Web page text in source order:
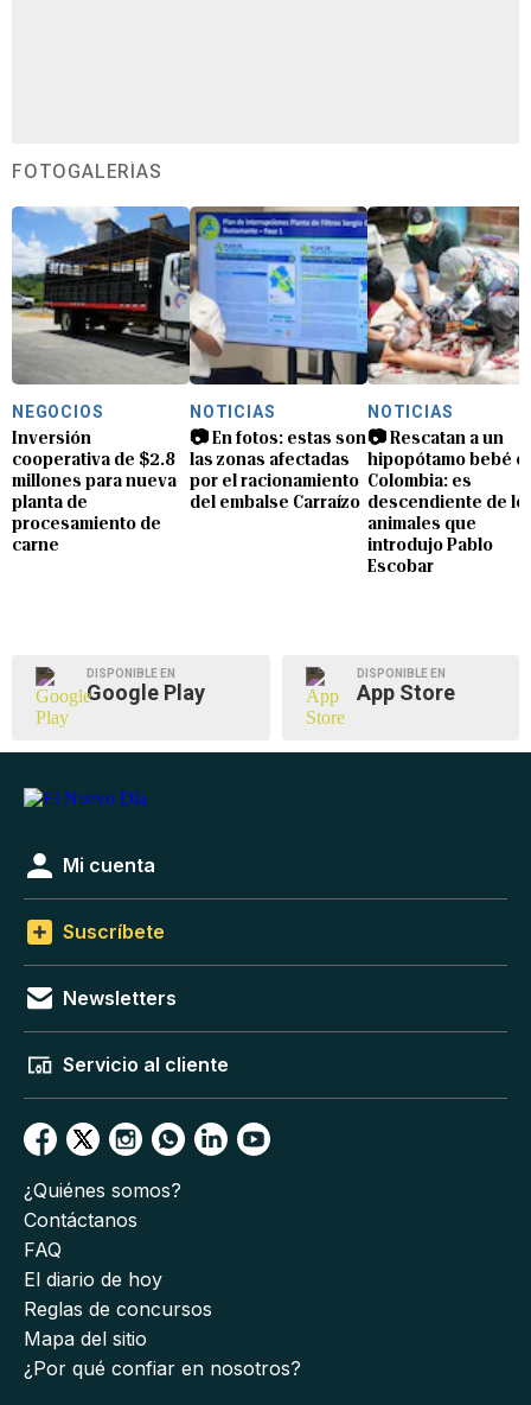
FOTOGALERÍAS
NEGOCIOS
Inversión
cooperativa de $2.8
millones para nueva
planta de
procesamiento de
carne
NOTICIAS
📷 En fotos: estas son
las zonas afectadas
por el racionamiento
del embalse Carraízo
NOTICIAS
📷 Rescatan a un
hipopótamo bebé
Colombia: es
descendiente de
animales que
introdujo Pablo
Escobar
DISPONIBLE EN
Google Play
DISPONIBLE EN
App Store
Mi cuenta
Suscríbete
Newsletters
Servicio al cliente
¿Quiénes somos?
Contáctanos
FAQ
El diario de hoy
Reglas de concursos
Mapa del sitio
¿Por qué confiar en nosotros?